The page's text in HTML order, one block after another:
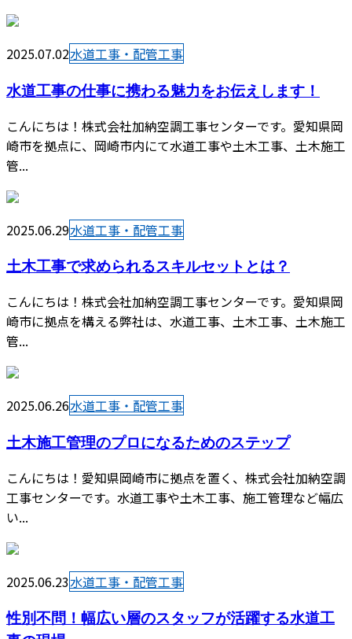
2025.07.02水道工事・配管工事
水道工事の仕事に携わる魅力をお伝えします！
こんにちは！株式会社加納空調工事センターです。愛知県岡
崎市を拠点に、岡崎市内にて水道工事や土木工事、土木施工
管...
2025.06.29水道工事・配管工事
土木工事で求められるスキルセットとは？
こんにちは！株式会社加納空調工事センターです。愛知県岡
崎市に拠点を構える弊社は、水道工事、土木工事、土木施工
管...
2025.06.26水道工事・配管工事
土木施工管理のプロになるためのステップ
こんにちは！愛知県岡崎市に拠点を置く、株式会社加納空調
工事センターです。水道工事や土木工事、施工管理など幅広
い...
2025.06.23水道工事・配管工事
性別不問！幅広い層のスタッフが活躍する水道工